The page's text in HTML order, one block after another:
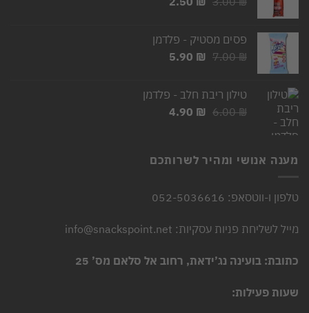
3.00 ₪.
2.50 ₪.
פסים מסטיק - פלדמן
7.00₪
המחיר
7.00 ₪.
5.90 ₪
המחיר
5.90 ₪.
טילון ריבת חלב - פלדמן
6.00₪
המחיר
6.00 ₪.
4.90 ₪
המחיר
4.90 ₪.
מענה אנושי ומהיר לשרותכם
טלפון ו-ווטסאפ: 052-5036616
מייל לשליחת פניות עסקיות: info@snackspoint.net
כתובת: בועינה נג’ידאת, רחוב אל סלאם מס’ 25
שעות פעילות: